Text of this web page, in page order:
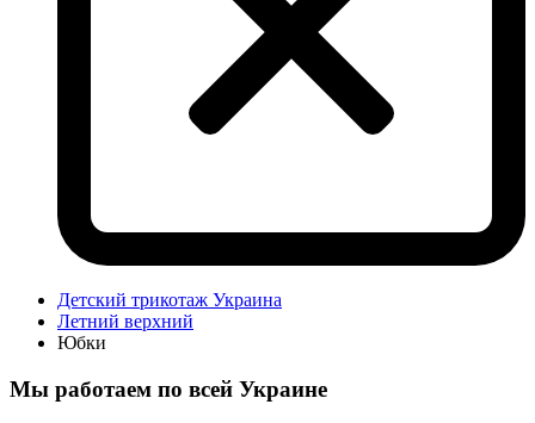
Детский трикотаж Украина
Летний верхний
Юбки
Мы работаем по всей Украине